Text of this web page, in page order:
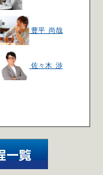
豊平 尚哉
佐々木 渉